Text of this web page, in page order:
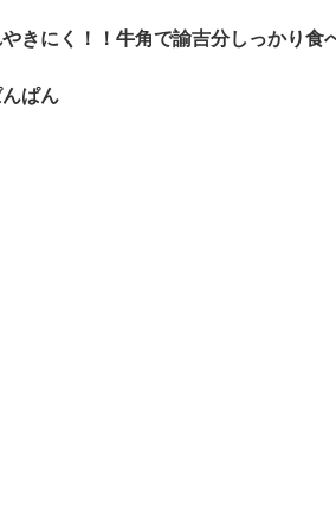
きにく！！牛角で諭吉分しっかり食
ぱん